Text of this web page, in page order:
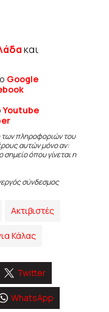
και
Google
Youtube
των πληροφοριών του
αυτών μόνο αν:
σημείο όπου γίνεται η
σύνδεσμος
Ακτιβιστές
Κάλας
Twitter
WhatsApp